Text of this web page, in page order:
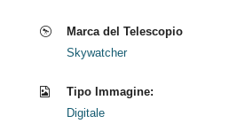
Marca del Telescopio
Skywatcher
Tipo Immagine:
Digitale